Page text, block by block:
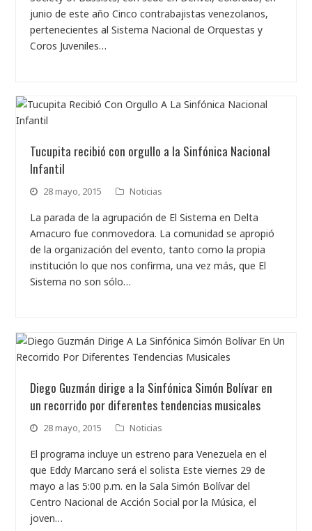
junio de este año Cinco contrabajistas venezolanos,
pertenecientes al Sistema Nacional de Orquestas y
Coros Juveniles…
Tucupita recibió con orgullo a la Sinfónica Nacional
Infantil
28 mayo, 2015 Noticias
La parada de la agrupación de El Sistema en Delta
Amacuro fue conmovedora. La comunidad se apropió
de la organización del evento, tanto como la propia
institución lo que nos confirma, una vez más, que El
Sistema no son sólo…
Diego Guzmán dirige a la Sinfónica Simón Bolívar en
un recorrido por diferentes tendencias musicales
28 mayo, 2015 Noticias
El programa incluye un estreno para Venezuela en el
que Eddy Marcano será el solista Este viernes 29 de
mayo a las 5:00 p.m. en la Sala Simón Bolívar del
Centro Nacional de Acción Social por la Música, el
joven…